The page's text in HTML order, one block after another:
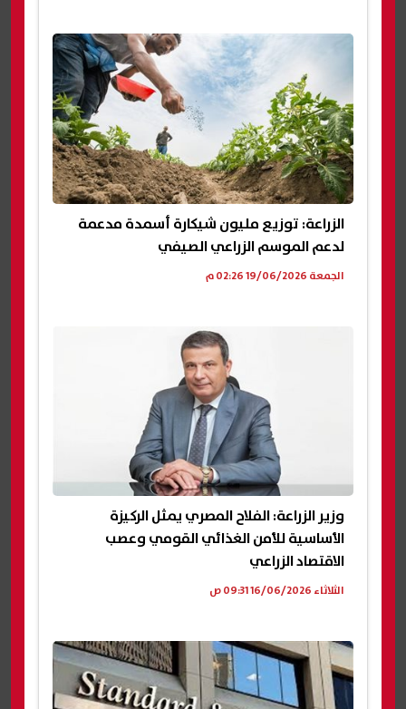
الزراعة: توزيع مليون شيكارة أسمدة مدعمة
لدعم الموسم الزراعي الصيفي
الجمعة 19/06/2026 02:26 م
وزير الزراعة: الفلاح المصري يمثل الركيزة
الأساسية للأمن الغذائي القومي وعصب
الاقتصاد الزراعي
الثلاثاء 16/06/2026 09:31 ص